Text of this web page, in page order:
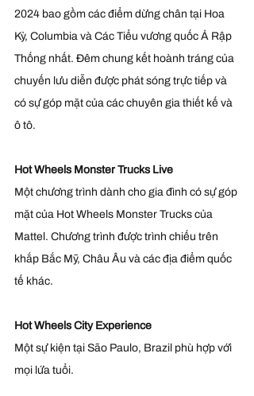
2024 bao gồm các điểm dừng chân tại Hoa
Kỳ, Columbia và Các Tiểu vương quốc Ả Rập
Thống nhất. Đêm chung kết hoành tráng của
chuyến lưu diễn được phát sóng trực tiếp và
có sự góp mặt của các chuyên gia thiết kế và
ô tô.
Hot Wheels Monster Trucks Live
Một chương trình dành cho gia đình có sự góp
mặt của Hot Wheels Monster Trucks của
Mattel. Chương trình được trình chiếu trên
khắp Bắc Mỹ, Châu Âu và các địa điểm quốc
tế khác.
Hot Wheels City Experience
Một sự kiện tại São Paulo, Brazil phù hợp với
mọi lứa tuổi.